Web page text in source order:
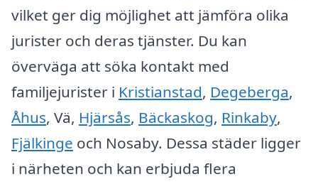
vilket ger dig möjlighet att jämföra olika
jurister och deras tjänster. Du kan
överväga att söka kontakt med
familjejurister i Kristianstad, Degeberga,
Åhus, Vä, Hjärsås, Bäckaskog, Rinkaby,
Fjälkinge och Nosaby. Dessa städer ligger
i närheten och kan erbjuda flera